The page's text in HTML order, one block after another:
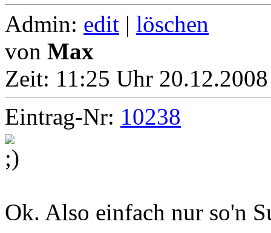
Admin: edit | löschen
von Max
Zeit: 11:25 Uhr
Eintrag-Nr: 10238
Ok. Also einfach nur so'n